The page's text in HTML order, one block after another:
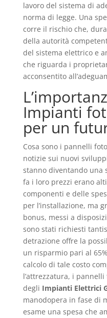
lavoro del sistema di
norma di legge. Una
corre il rischio che,
della autorità
del sistema elettrico e
che riguarda i
acconsentito
Impianti
per un
Cosa sono i pannelli
notizie sui nuovi
stanno diventando una
fa i loro prezzi erano
componenti e delle
per l’installazione, ma
bonus, messi a
sono stati richiesti
detrazione offre la
un risparmio pari al
calcolo di tale costo
l’attrezzatura, i
degli Impianti Elettrici
manodopera in fase di
esame una spesa che